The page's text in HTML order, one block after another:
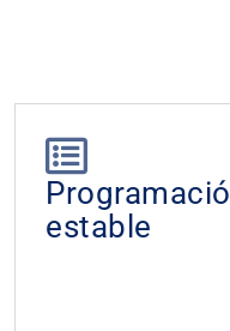
Programació
estable